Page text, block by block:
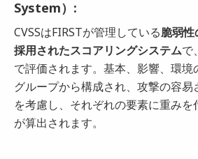
System）:
CVSSはFIRSTが管理している脆弱性
採用されたスコアリングシステムで
で評価されます。基本、影響、環境
グループから構成され、攻撃の容
を考慮し、それぞれの要素に重み
が算出されます。